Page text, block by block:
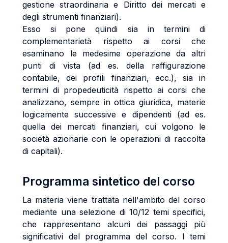
gestione straordinaria e Diritto dei mercati e
degli strumenti finanziari).
Esso si pone quindi sia in termini di
complementarietà rispetto ai corsi che
esaminano le medesime operazione da altri
punti di vista (ad es. della raffigurazione
contabile, dei profili finanziari, ecc.), sia in
termini di propedeuticità rispetto ai corsi che
analizzano, sempre in ottica giuridica, materie
logicamente successive e dipendenti (ad es.
quella dei mercati finanziari, cui volgono le
società azionarie con le operazioni di raccolta
di capitali).
Programma sintetico del corso
La materia viene trattata nell'ambito del corso
mediante una selezione di 10/12 temi specifici,
che rappresentano alcuni dei passaggi più
significativi del programma del corso. I temi